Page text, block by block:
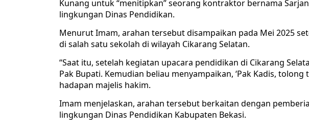
Kunang untuk “menitipkan” seorang kontraktor bernama
lingkungan Dinas Pendidikan.
Menurut Imam, arahan tersebut disampaikan pada Mei 2025
di salah satu sekolah di wilayah Cikarang Selatan.
“Saat itu, setelah kegiatan upacara pendidikan di Cikarang
Pak Bupati. Kemudian beliau menyampaikan, ‘Pak Kadis, tolong
hadapan majelis hakim.
Imam menjelaskan, arahan tersebut berkaitan dengan
lingkungan Dinas Pendidikan Kabupaten Bekasi.